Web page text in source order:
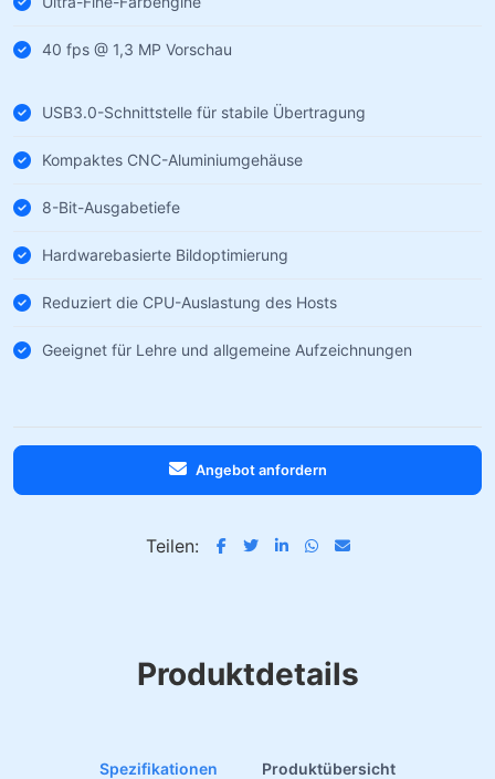
40 fps @ 1,3 MP Vorschau
USB3.0-Schnittstelle für stabile Übertragung
Kompaktes CNC-Aluminiumgehäuse
8-Bit-Ausgabetiefe
Hardwarebasierte Bildoptimierung
Reduziert die CPU-Auslastung des Hosts
Geeignet für Lehre und allgemeine Aufzeichnungen
Angebot anfordern
Teilen:
Produktdetails
Spezifikationen Produktübersicht